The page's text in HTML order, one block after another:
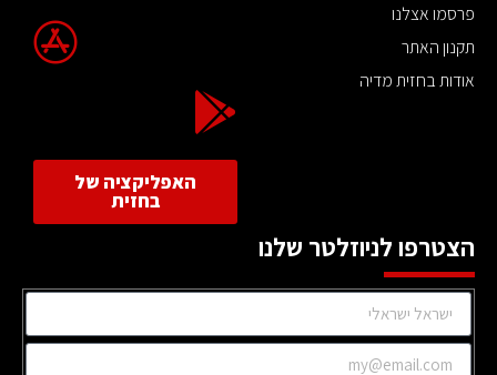
פרסמו אצלנו
תקנון האתר
אודות בחזית מדיה
האפליקציה של
בחזית
הצטרפו לניוזלטר שלנו